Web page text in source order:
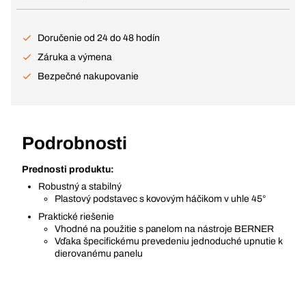
Doručenie od 24 do 48 hodín
Záruka a výmena
Bezpečné nakupovanie
Podrobnosti
Prednosti produktu:
Robustný a stabilný
Plastový podstavec s kovovým háčikom v uhle 45°
Praktické riešenie
Vhodné na použitie s panelom na nástroje BERNER
Vďaka špecifickému prevedeniu jednoduché upnutie k
dierovanému panelu